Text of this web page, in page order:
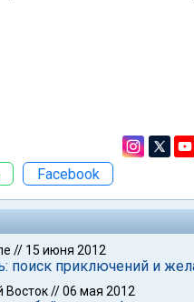
Facebook
// 15 июня 2012
поиск приключений и
Восток//06 мая 2012